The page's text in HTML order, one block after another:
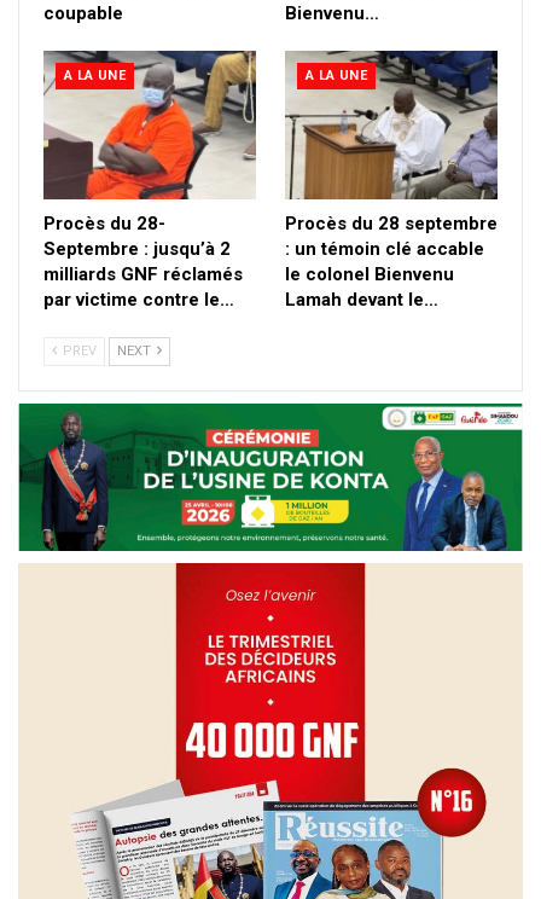
coupable
Bienvenu…
A LA UNE
Procès du 28-
Septembre : jusqu’à 2
milliards GNF réclamés
par victime contre le…
A LA UNE
Procès du 28 septembre
: un témoin clé accable
le colonel Bienvenu
Lamah devant le…
PREV NEXT